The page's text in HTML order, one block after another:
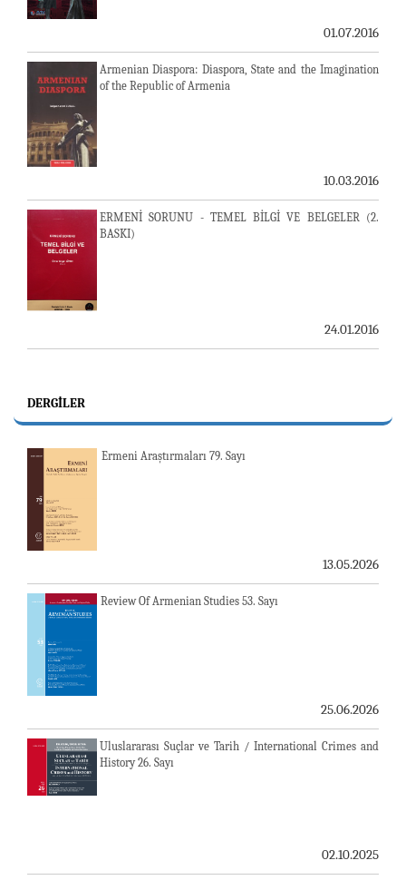
01.07.2016
Armenian Diaspora: Diaspora, State and the Imagination
of the Republic of Armenia
10.03.2016
ERMENİ SORUNU - TEMEL BİLGİ VE BELGELER (2.
BASKI)
24.01.2016
DERGILER
Ermeni Araştırmaları 79. Sayı
13.05.2026
Review Of Armenian Studies 53. Sayı
25.06.2026
Uluslararası Suçlar ve Tarih / International Crimes and
History 26. Sayı
02.10.2025